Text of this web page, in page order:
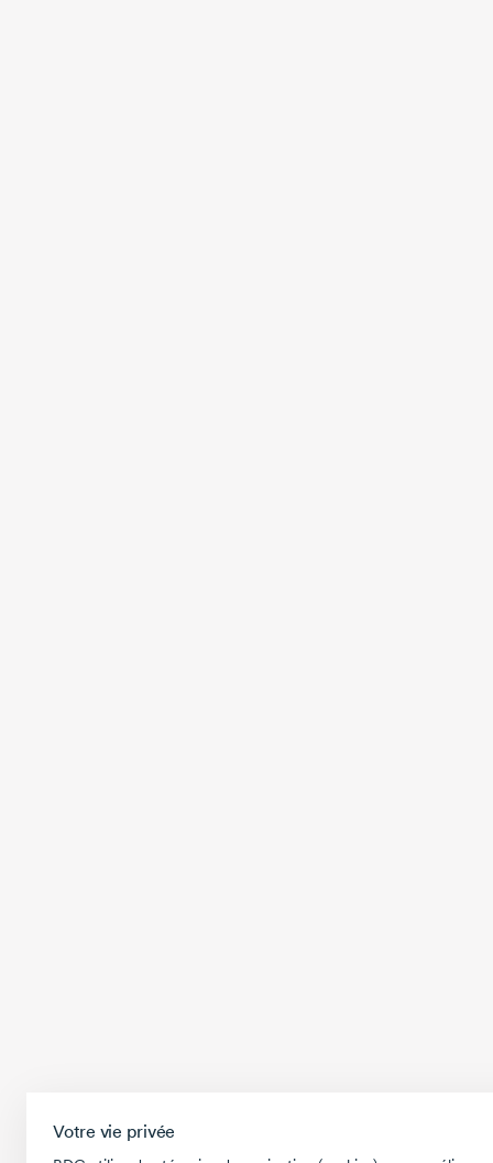
Votre vie privée